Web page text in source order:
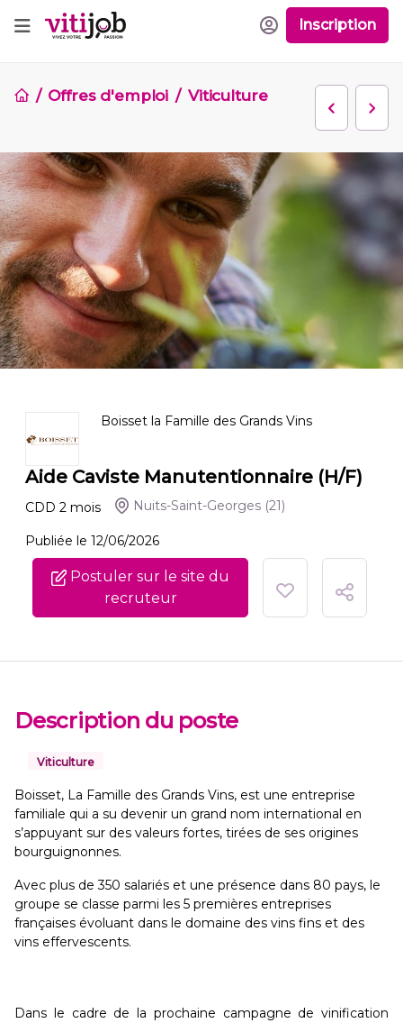
Inscription
Offres d'emploi Viticulture
Boisset la Famille des Grands Vins
Aide Caviste Manutentionnaire (H/F)
CDD 2 mois Nuits-Saint-Georges (21)
Publiée le 12/06/2026
Postuler sur le site du
recruteur
Description du poste
Viticulture
Boisset, La Famille des Grands Vins, est une entreprise
familiale qui a su devenir un grand nom international en
s’appuyant sur des valeurs fortes, tirées de ses origines
bourguignonnes.
Avec plus de 350 salariés et une présence dans 80 pays, le
groupe se classe parmi les 5 premières entreprises
françaises évoluant dans le domaine des vins fins et des
vins effervescents.
Dans le cadre de la prochaine campagne de vinification